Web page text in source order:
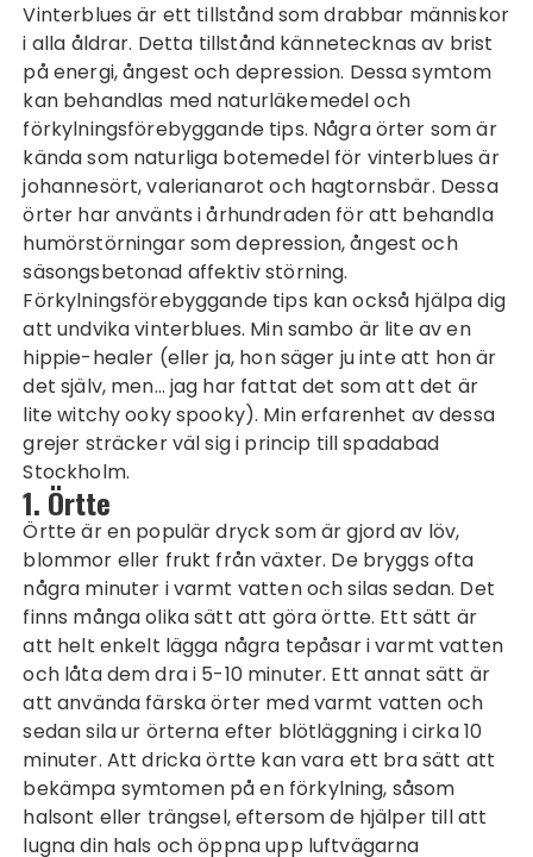
Vinterblues är ett tillstånd som drabbar människor
i alla åldrar. Detta tillstånd kännetecknas av brist
på energi, ångest och depression. Dessa symtom
kan behandlas med naturläkemedel och
förkylningsförebyggande tips. Några örter som är
kända som naturliga botemedel för vinterblues är
johannesört, valerianarot och hagtornsbär. Dessa
örter har använts i århundraden för att behandla
humörstörningar som depression, ångest och
säsongsbetonad affektiv störning.
Förkylningsförebyggande tips kan också hjälpa dig
att undvika vinterblues. Min sambo är lite av en
hippie-healer (eller ja, hon säger ju inte att hon är
det själv, men… jag har fattat det som att det är
lite witchy ooky spooky). Min erfarenhet av dessa
grejer sträcker väl sig i princip tillspadabad
Stockholm.
1. Örtte
Örtte är en populär dryck som är gjord av löv,
blommor eller frukt från växter. De bryggs ofta
några minuter i varmt vatten och silas sedan. Det
finns många olika sätt att göra örtte. Ett sätt är
att helt enkelt lägga några tepåsar i varmt vatten
och låta dem dra i 5-10 minuter. Ett annat sätt är
att använda färska örter med varmt vatten och
sedan sila ur örterna efter blötläggning i cirka 10
minuter. Att dricka örtte kan vara ett bra sätt att
bekämpa symtomen på en förkylning, såsom
halsont eller trängsel, eftersom de hjälper till att
lugna din hals och öppna upp luftvägarna